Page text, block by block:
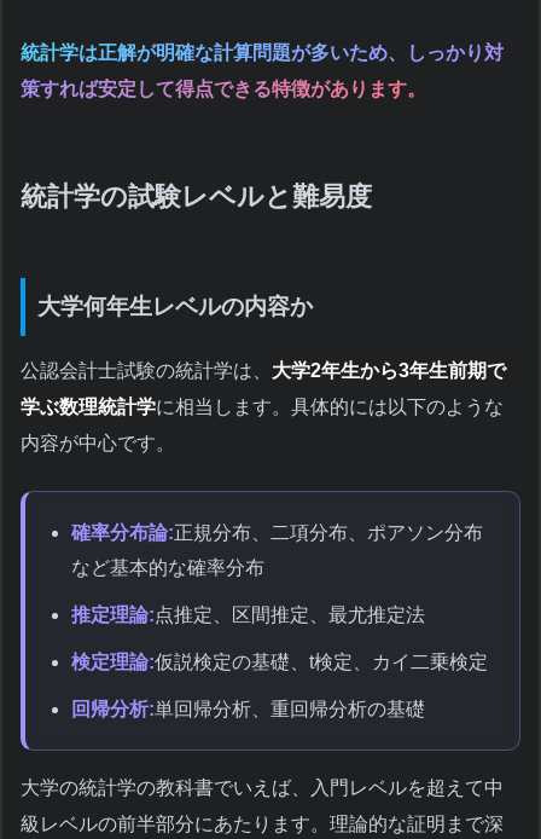
統計学は正解が明確な計算問題が多いため、しっかり対
策すれば安定して得点できる特徴があります。
統計学の試験レベルと難易度
大学何年生レベルの内容か
公認会計士試験の統計学は、 大学2年生から3年生前期で
学ぶ数理統計学に相当します。具体的には以下のような
内容が中心です。
確率分布論:正規分布、二項分布、ポアソン分布
など基本的な確率分布
推定理論:点推定、区間推定、最尤推定法
検定理論:仮説検定の基礎、t検定、カイ二乗検定
回帰分析:単回帰分析、重回帰分析の基礎
大学の統計学の教科書でいえば、入門レベルを超えて中
級レベルの前半部分にあたります。理論的な証明まで深